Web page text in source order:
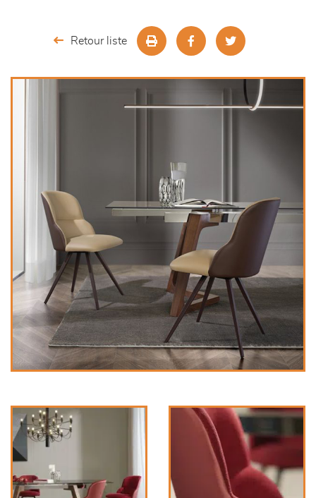
meubles de complément
Retour liste